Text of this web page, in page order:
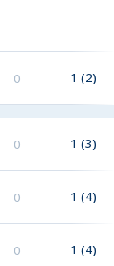
0 1 (2)
0 1 (3)
0 1 (4)
0 1 (4)